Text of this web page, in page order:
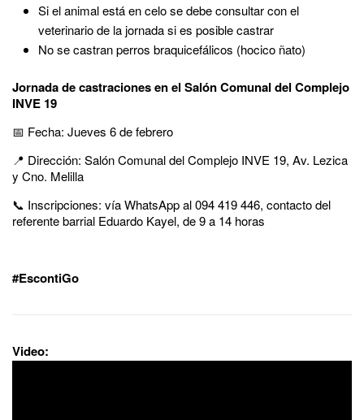
Si el animal está en celo se debe consultar con el
veterinario de la jornada si es posible castrar
No se castran perros braquicefálicos (hocico ñato)
Jornada de castraciones en el Salón Comunal del Complejo
INVE 19
📅 Fecha: Jueves 6 de febrero
📍 Dirección: Salón Comunal del Complejo INVE 19, Av. Lezica
y Cno. Melilla
📞 Inscripciones: vía WhatsApp al 094 419 446, contacto del
referente barrial Eduardo Kayel, de 9 a 14 horas
#EscontiGo
Video: